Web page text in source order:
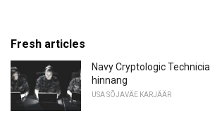
Fresh articles
Navy Cryptologic
hinnang
USA SÕJAVÄE KARJÄÄR